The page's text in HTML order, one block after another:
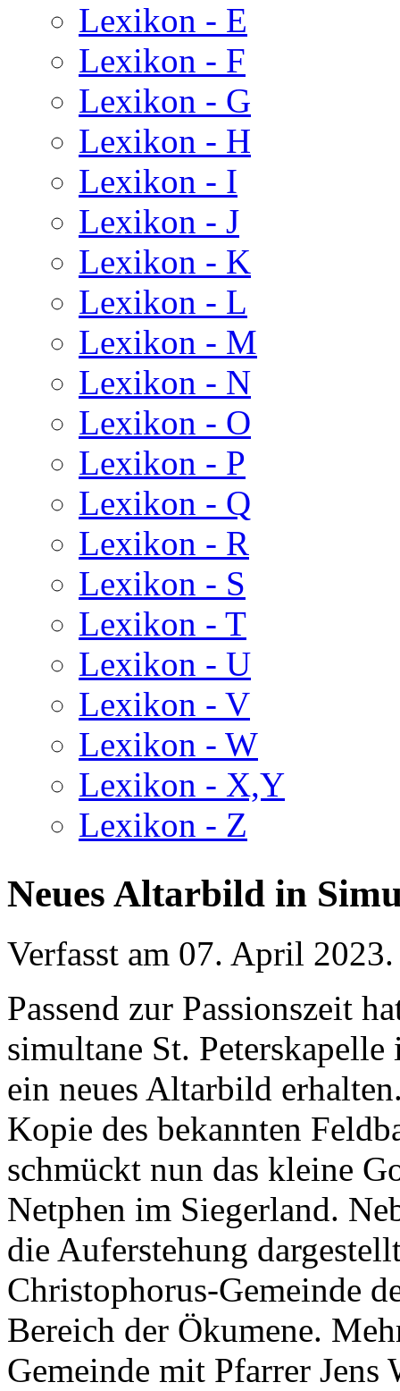
Lexikon - E
Lexikon - F
Lexikon - G
Lexikon - H
Lexikon - I
Lexikon - J
Lexikon - K
Lexikon - L
Lexikon - M
Lexikon - N
Lexikon - O
Lexikon - P
Lexikon - Q
Lexikon - R
Lexikon - S
Lexikon - T
Lexikon - U
Lexikon - V
Lexikon - W
Lexikon - X,Y
Lexikon - Z
Neues Altarbild in
Verfasst am 07. April 2023.
Passend zur Passionszeit
simultane St. Peterskapelle
ein neues Altarbild
Kopie des bekannten
schmückt nun das kleine
Netphen im Siegerland.
die Auferstehung
Christophorus-Gemeinde
Bereich der Ökumene.
Gemeinde mit Pfarrer Jens